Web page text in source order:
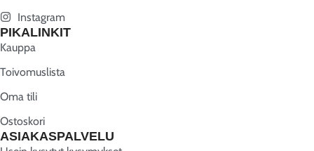
Instagram
PIKALINKIT
Kauppa
Toivomuslista
Oma tili
Ostoskori
ASIAKASPALVELU